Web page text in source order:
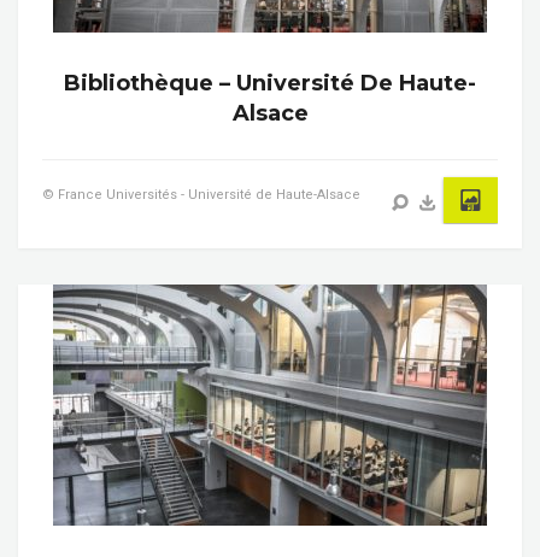
Bibliothèque – Université De Haute-
Alsace
© France Universités - Université de Haute-Alsace